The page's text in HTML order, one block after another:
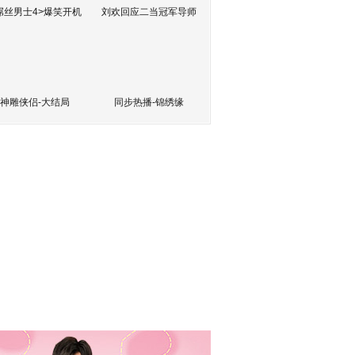
丝男士4>爆笑开机 刘欢回应二当冠军导师
神雕侠侣-大结局 同步热播-锦绣缘